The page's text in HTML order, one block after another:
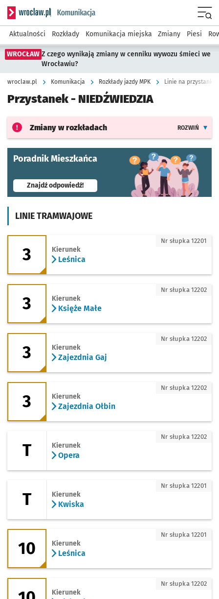
Serwis informacyjny wroclaw.pl podserwis: Komunikacja
Aktualności Rozkłady Komunikacja miejska Zmiany Piesi
WROCŁAW Z czego wynikają zmiany w cenniku wywozu śmieci we
Wrocławiu?
wroclaw.pl Komunikacja Rozkłady jazdy MPK Linie na przystanku
Przystanek - NIEDŹWIEDZIA
Zmiany w rozkładach ROZWIŃ
Poradnik Mieszkańca
Znajdź odpowiedź!- otworzy się w nowej karcie
LINIE TRAMWAJOWE
3 - kierunek Leśnica
3 Kierunek
Leśnica
Nr słupka 12201
3 - kierunek Księże Małe
3 Kierunek
Księże Małe
Nr słupka 12202
3 - kierunek Zajezdnia Gaj
3 Kierunek
Zajezdnia Gaj
Nr słupka 12202
3 - kierunek Zajezdnia Ołbin
3 Kierunek
Zajezdnia Ołbin
Nr słupka 12202
T Kierunek
Opera
Nr słupka 12202
T Kierunek
Kwiska
Nr słupka 12201
10 - kierunek Leśnica
10 Kierunek
Leśnica
Nr słupka 12201
10 - kierunek Biskupin
Kierunek
Nr słupka 12202